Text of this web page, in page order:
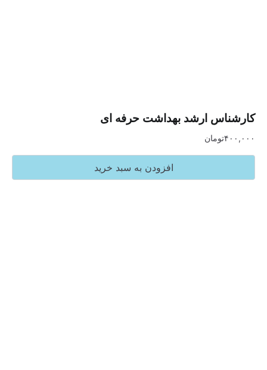
ارشد بهداشت حرفه ای
تومان
افزودن به سبد خرید